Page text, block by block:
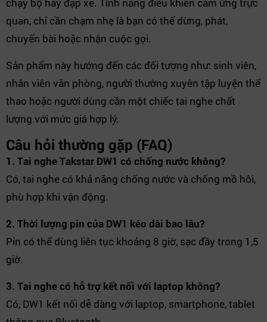
quan, chỉ cần chạm nhẹ là bạn có thể dừng, phát,
chuyển bài hoặc nhận cuộc gọi.
Sản phẩm này hướng đến các đối tượng như: sinh viên,
nhân viên văn phòng, người thường xuyên tập luyện thể
thao hoặc người dùng cần một chiếc tai nghe chất
lượng với mức giá hợp lý.
Câu hỏi thường gặp (FAQ)
1. Tai nghe Takstar DW1 có chống nước không?
Có, tai nghe có khả năng chống nước và chống mồ hôi,
phù hợp khi vận động.
2. Thời lượng pin của DW1 kéo dài bao lâu?
Pin có thể dùng liên tục khoảng 8 giờ, sạc đầy trong 1,5
giờ.
3. Tai nghe có hỗ trợ kết nối với laptop không?
Có, DW1 kết nối dễ dàng với laptop, smartphone, tablet